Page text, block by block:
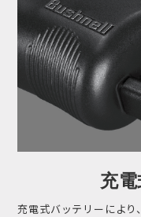
充
充電式バッテリーによ